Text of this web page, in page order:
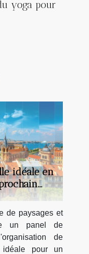
yoga pour
idéale en
de paysages et
un panel de
de
pour un